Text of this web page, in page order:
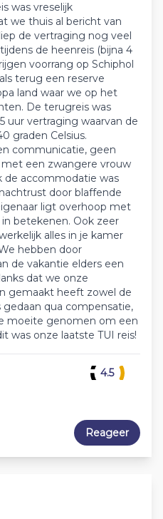
was vreselijk
we thuis al bericht van
de vertraging nog veel
de heenreis (bijna 4
voorrang op Schiphol
terug een reserve
land waar we op het
De terugreis was
uur vertraging waarvan de
graden Celsius.
communicatie, geen
een zwangere vrouw
de accommodatie was
door blaffende
ligt overhoop met
betekenen. Ook zeer
alles in je kamer
hebben door
de vakantie elders een
dat we onze
gemaakt heeft zowel de
qua compensatie,
moeite genomen om een
was onze laatste TUI reis!
4.5
Reageer